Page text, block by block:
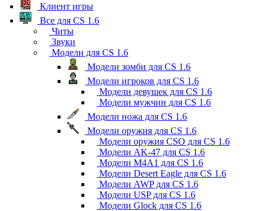
Клиент игры
Все для CS 1.6
Читы
Звуки
Модели для CS 1.6
Модели зомби для CS 1.6
Модели игроков для CS 1.6
Модели девушек для CS 1.6
Модели мужчин для CS 1.6
Модели ножа для CS 1.6
Модели оружия для CS 1.6
Модели оружия CSO для CS 1.6
Модели AK-47 для CS 1.6
Модели M4A1 для CS 1.6
Модели Desert Eagle для CS 1.6
Модели AWP для CS 1.6
Модели USP для CS 1.6
Модели Glock для CS 1.6